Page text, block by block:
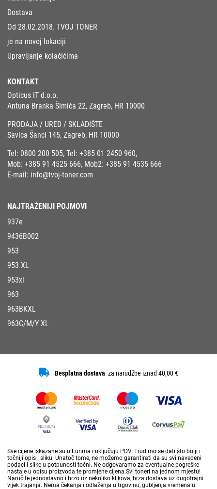
Dostava
Od 28.02.2018. TVOJ TONER
je na novoj lokaciji
Upravljanje kolačićima
KONTAKT
Opticus IT d.o.o.
Antuna Branka Šimića 22, Zagreb, HR 10000
PRODAJA / URED / SKLADIŠTE
Savica Šanci 145, Zagreb, HR 10000
Tel: 0800 200 505, Tel: +385 01 2450 960,
Mob: +385 91 4525 666, Mob2: +385 91 4535 666
E-mail: info@tvoj-toner.com
NAJTRAŽENIJI POJMOVI
937e
9436B002
953
953 XL
953xl
963
963BKXL
963C/M/Y XL
Besplatna dostava za narudžbe iznad 40,00 €
Sve cijene iskazane su u Eurima i uključuju PDV. Trudimo se dati što bolji i
točniji opis i sliku. Unatoč tome, ne možemo garantirati da su svi navedeni
podaci i slike u potpunosti točni. Ne odgovaramo za eventualne pogreške
nastale u opisu proizvoda te promjene cijena.Svi toneri na jednom mjestu!
Naručite jednostavno i brzo uz nekoliko klikova, brza dostava uz dugotrajni
vijek trajanja. Nema čekanja i odlaženja u trgovinu, gubljenja vremena u